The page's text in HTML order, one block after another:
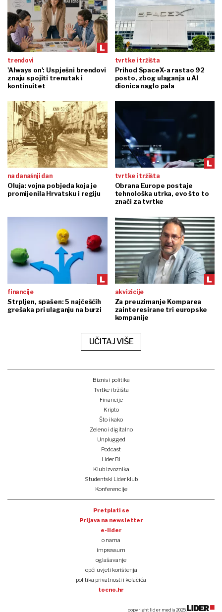
trendovi
'Always on': Uspješni brendovi
znaju spojiti trenutak i
kontinuitet
tvrtke i tržišta
Prihod SpaceX-a rastao 92
posto, zbog ulaganja u AI
dionica naglo pala
na današnji dan
Oluja: vojna pobjeda koja je
promijenila Hrvatsku i regiju
tvrtke i tržišta
Obrana Europe postaje
tehnološka utrka, evo što to
znači za tvrtke
financije
Strpljen, spašen: 5 najčešćih
grešaka pri ulaganju na burzi
akvizicije
Za preuzimanje Komparea
zainteresirane tri europske
kompanije
UČITAJ VIŠE
Biznis i politika
Tvrtke i tržišta
Financije
Kripto
Što i kako
Zeleno i digitalno
Unplugged
Podcast
Lider BI
Klub izvoznika
Studentski Lider klub
Konferencije
Pretplati se
Prijava na newsletter
e-lider
o nama
impressum
oglašavanje
opći uvjeti korištenja
politika privatnosti i kolačića
tocno.hr
copyright lider media 2025.